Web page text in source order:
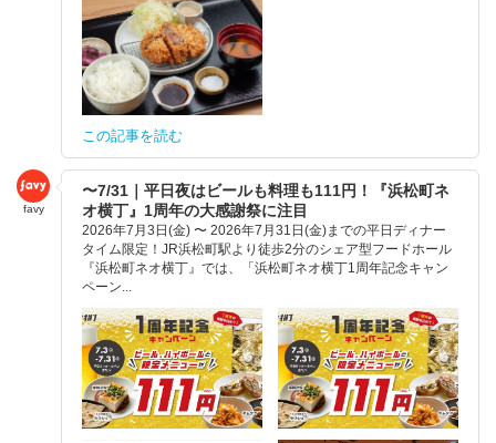
この記事を読む
favy
〜7/31｜平日夜はビールも料理も111円！『浜松町ネ
オ横丁』1周年の大感謝祭に注目
2026年7月3日(金) 〜 2026年7月31日(金)までの平日ディナー
タイム限定！JR浜松町駅より徒歩2分のシェア型フードホール
『浜松町ネオ横丁』では、「浜松町ネオ横丁1周年記念キャン
ペーン...